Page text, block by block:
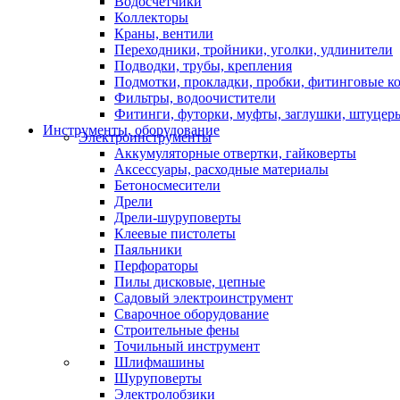
Коллекторы
Краны, вентили
Переходники, тройники, уголки, удлинители
Подводки, трубы, крепления
Подмотки, прокладки, пробки, фитинговые
Фильтры, водоочистители
Фитинги, футорки, муфты, заглушки,
Инструменты, оборудование
Электроинструменты
Аккумуляторные отвертки, гайковерты
Аксессуары, расходные материалы
Бетоносмесители
Дрели
Дрели-шуруповерты
Клеевые пистолеты
Паяльники
Перфораторы
Пилы дисковые, цепные
Садовый электроинструмент
Сварочное оборудование
Строительные фены
Точильный инструмент
Шлифмашины
Шуруповерты
Электролобзики